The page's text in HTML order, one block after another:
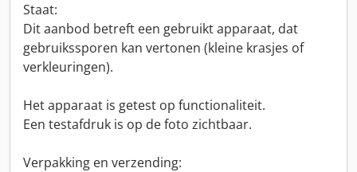
Staat:
Dit aanbod betreft een gebruikt apparaat, dat
gebruikssporen kan vertonen (kleine krasjes of
verkleuringen).
Het apparaat is getest op functionaliteit.
Een testafdruk is op de foto zichtbaar.
Verpakking en verzending: